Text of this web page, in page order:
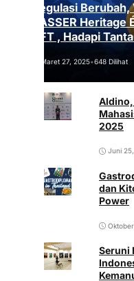
Regulasi
VASSER
NFT , Hadapi
Maret 27, 2025•648 Dilihat
Aldino,
2025
Juni
dan
Power
Seruni